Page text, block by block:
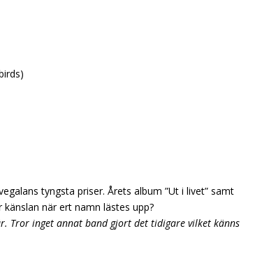
tyngsta priser. Årets album ”Ut i livet” samt
känslan när ert namn lästes upp?
Tror inget annat band gjort det tidigare vilket känns